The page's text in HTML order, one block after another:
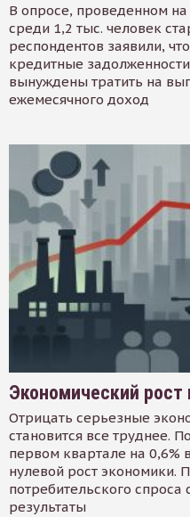
В опросе, проведенном
среди 1,2 тыс. человек
респондентов заявили,
кредитные
вынуждены тратить на
ежемесячного доход
Экономический рост
Отрицать серьезные
становится все труднее.
первом квартале на 0,6%
нулевой рост экономики.
потребительского
результаты